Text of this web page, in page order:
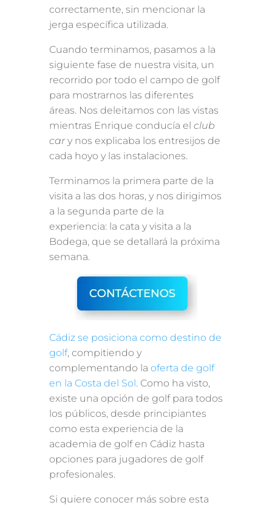
correctamente, sin mencionar la
jerga específica utilizada.
Cuando terminamos, pasamos a la
siguiente fase de nuestra visita, un
recorrido por todo el campo de golf
para mostrarnos las diferentes
áreas. Nos deleitamos con las vistas
mientras Enrique conducía el club
cary nos explicaba los entresijos de
cada hoyo y las instalaciones.
Terminamos la primera parte de la
visita a las dos horas, y nos dirigimos
a la segunda parte de la
experiencia: la cata y visita a la
Bodega, que se detallará la próxima
semana.
Cádiz se posiciona como destino de
golf, compitiendo y
complementando la oferta de golf
en la Costa del Sol . Como ha visto,
existe una opción de golf para todos
los públicos, desde principiantes
como esta experiencia de la
academia de golf en Cádiz hasta
opciones para jugadores de golf
profesionales.
Si quiere conocer más sobre esta